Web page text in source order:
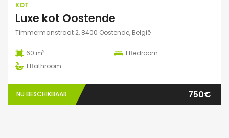
KOT
Luxe kot Oostende
Timmermanstraat 2, 8400 Oostende, België
60 m2 1 Bedroom
1 Bathroom
NU BESCHIKBAAR 750€